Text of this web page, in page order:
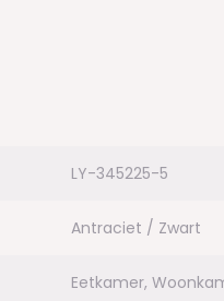
met de hand worden
hoge levensduur
LY-345225-5
Antraciet / Zwart
Eetkamer,